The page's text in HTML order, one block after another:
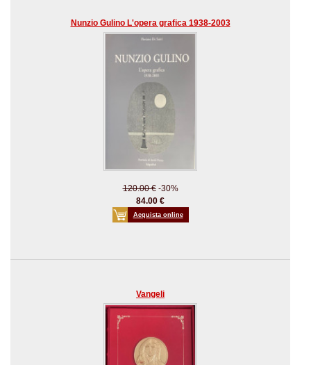
Nunzio Gulino L'opera grafica 1938-2003
120.00 €-30%
84.00 €
Acquista online
Vangeli